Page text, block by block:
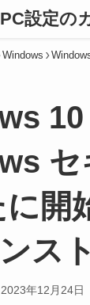
PC設定の
Windows
10
セ
開
ス
2023年12月24日